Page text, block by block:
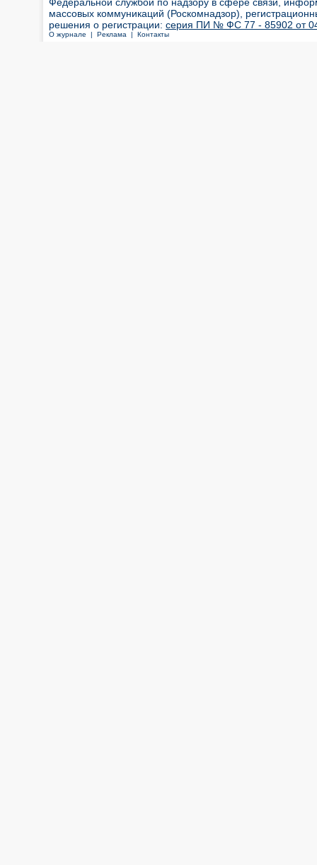
массовых коммуникаций (Роскомнадзор),
решения о регистрации: серия ПИ № ФС 77 - 85902 от 04
О журнале | Реклама | Контакты